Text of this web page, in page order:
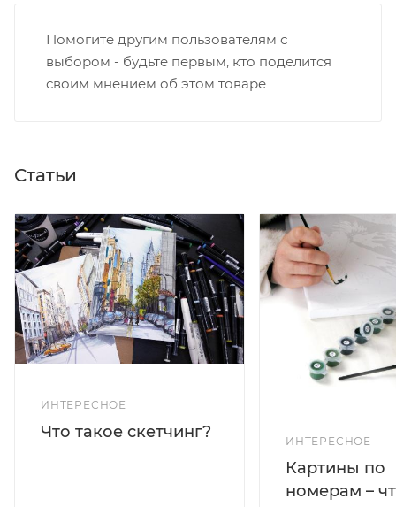
Помогите другим пользователям с
выбором - будьте первым, кто поделится
своим мнением об этом товаре
Статьи
ИНТЕРЕСНОЕ
Что такое скетчинг?
ИНТЕРЕСНОЕ
Картины по
номерам –